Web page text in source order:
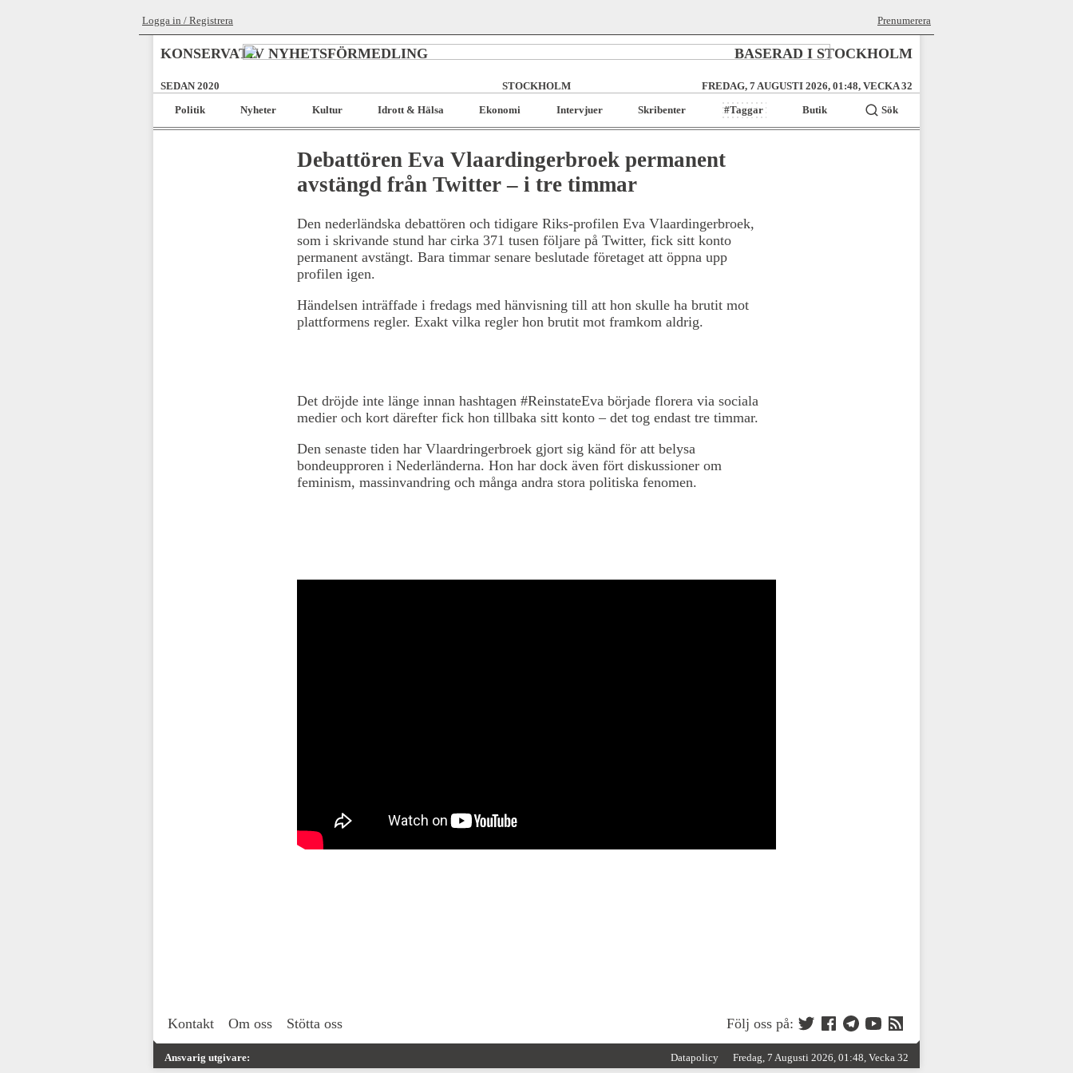
Logga in / Registrera Prenumerera
KONSERVATIV NYHETSFÖRMEDLING BASERAD I STOCKHOLM
SEDAN 2020 STOCKHOLM
FREDAG, 7 AUGUSTI 2026, 01:48, VECKA 32
Politik
Nyheter Kultur Idrott & Hälsa Ekonomi Intervjuer Skribenter #Taggar Butik Sök
Debattören Eva Vlaardingerbroek permanent
avstängd från Twitter – i tre timmar
Den nederländska debattören och tidigare Riks-profilen Eva Vlaardingerbroek,
som i skrivande stund har cirka 371 tusen följare på Twitter, fick sitt konto
permanent avstängt. Bara timmar senare beslutade företaget att öppna upp
profilen igen.
Händelsen inträffade i fredags med hänvisning till att hon skulle ha brutit mot
plattformens regler. Exakt vilka regler hon brutit mot framkom aldrig.
Det dröjde inte länge innan hashtagen #ReinstateEva började florera via sociala
medier och kort därefter fick hon tillbaka sitt konto – det tog endast tre timmar.
Den senaste tiden har Vlaardringerbroek gjort sig känd för att belysa
bondeupproren i Nederländerna. Hon har dock även fört diskussioner om
feminism, massinvandring och många andra stora politiska fenomen.
Kontakt Om oss Stötta oss Följ oss på:
Ansvarig utgivare: Datapolicy Fredag, 7 Augusti 2026, 01:48, Vecka 32